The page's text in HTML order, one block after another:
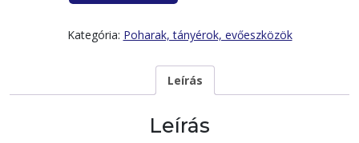
Kategória: Poharak, tányérok, evőeszközök
Leírás
Leírás